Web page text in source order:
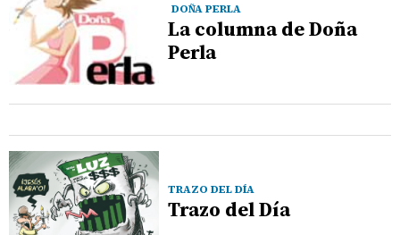
DOÑA PERLA
La columna de Doña
Perla
TRAZO DEL DÍA
Trazo del Día